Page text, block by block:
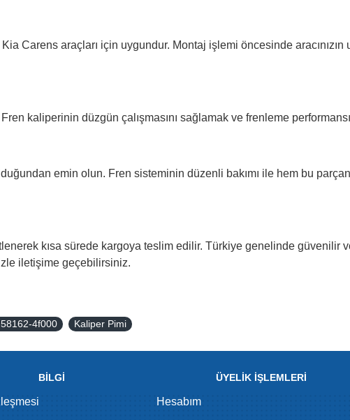
Carens araçları için uygundur. Montaj işlemi öncesinde
kaliperinin düzgün çalışmasını sağlamak ve frenleme
emin olun. Fren sisteminin düzenli bakımı ile hem bu
kısa sürede kargoya teslim edilir. Türkiye genelinde güvenilir
iletişime geçebilirsiniz.
4f000 Kaliper Pimi
BİLGİ ÜYELİK İŞLEMLERİ
Hesabım